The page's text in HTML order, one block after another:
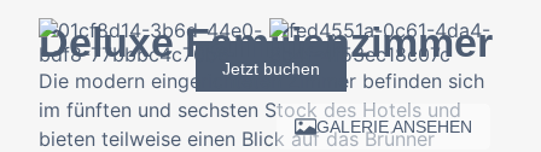
GALERIE ANSEHEN
Jetzt buchen
Deluxe Familienzimmer
Die modern eingerichteten Zimmer befinden sich
im fünften und sechsten Stock des Hotels und
bieten teilweise einen Blick auf das Brünner